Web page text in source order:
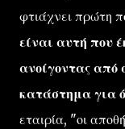
φτιάχνει πρώτη
είναι αυτή που
ανοίγοντας από
κατάστημα για
εταιρία, "οι